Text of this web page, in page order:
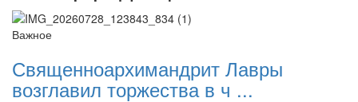
Перейти к архиву
Важное
Священноархимандрит Лавры
возглавил торжества в ч ...